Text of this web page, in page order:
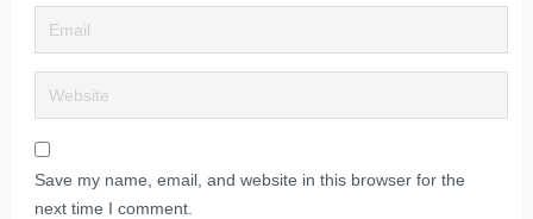
Save my name, email, and website in this browser for the
next time I comment.